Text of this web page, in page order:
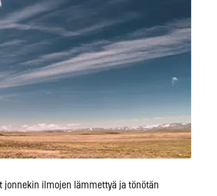
jonnekin ilmojen lämmettyä ja tönötän